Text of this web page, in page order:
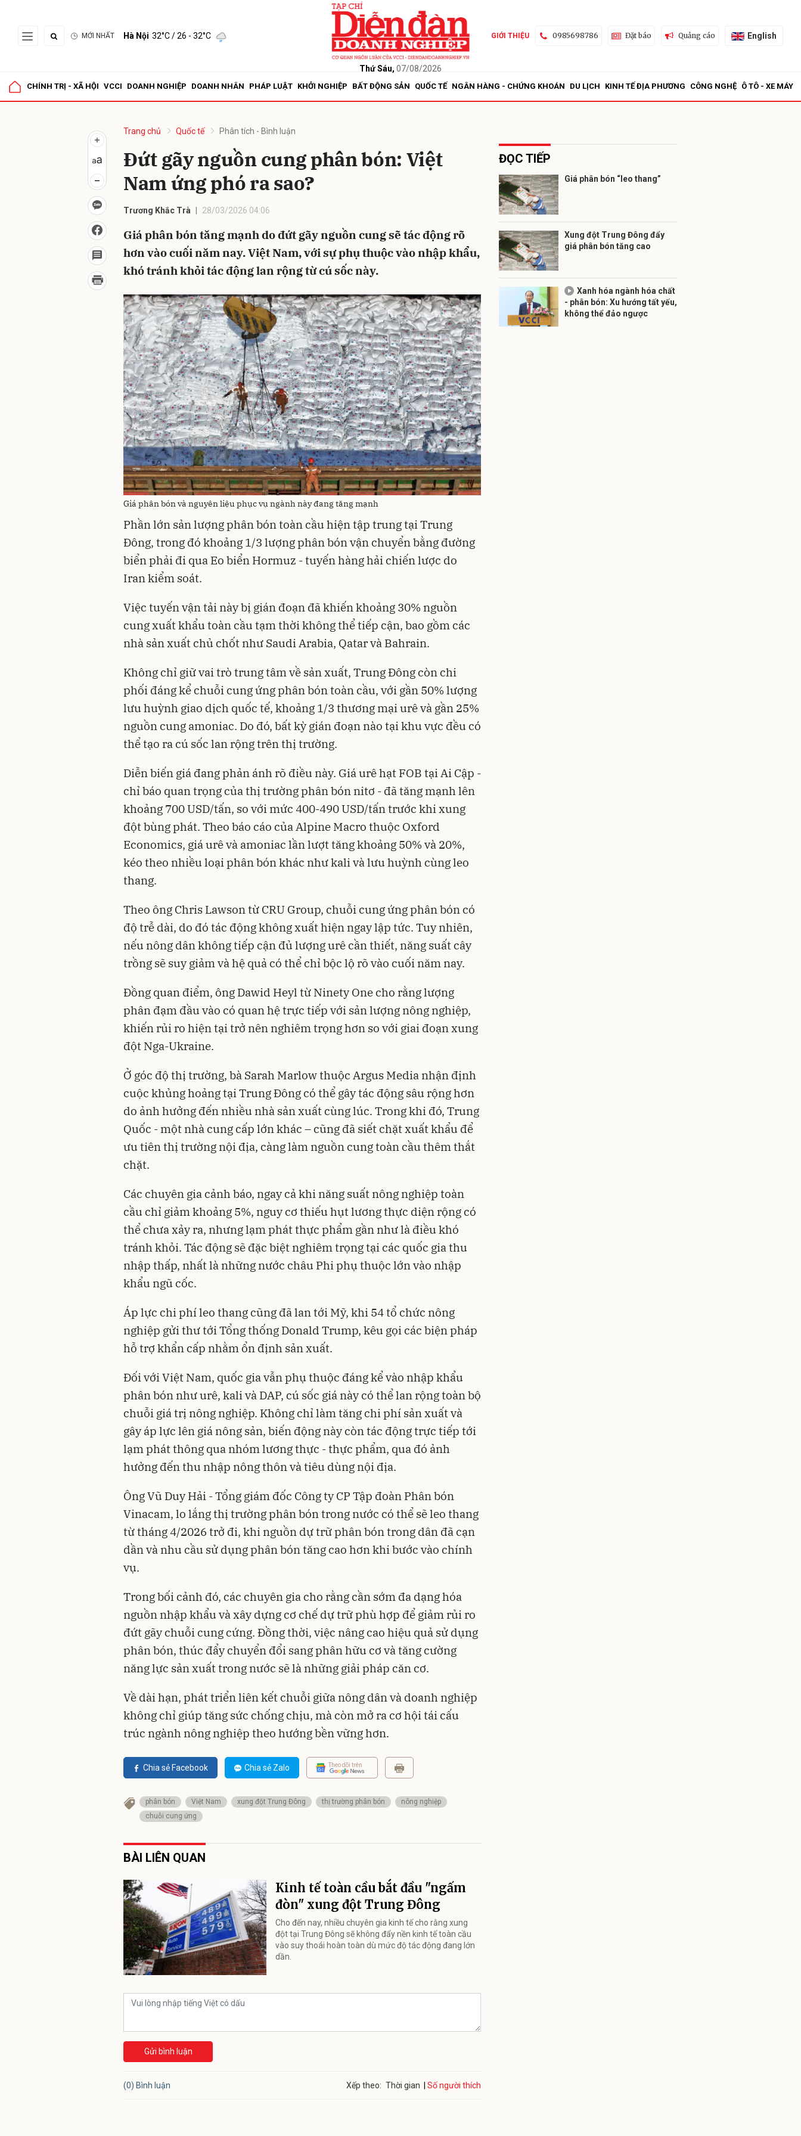
MỚI NHẤT Hà Nội 32°C/ 26 - 32°C
Thứ Sáu, 07/08/2026
GIỚI THIỆU 0985698786 Đặt báo Quảng cáo English
CHÍNH TRỊ - XÃ HỘI VCCI DOANH NGHIỆP DOANH NHÂN PHÁP LUẬT KHỞI NGHIỆP BẤT ĐỘNG SẢN QUỐC TẾ NGÂN HÀNG - CHỨNG KHOÁN DU LỊCH KINH TẾ ĐỊA PHƯƠNG CÔNG NGHỆ Ô TÔ - XE MÁY
Trang chủ Quốc tế Phân tích - Bình luận
Đứt gãy nguồn cung phân bón: Việt
Nam ứng phó ra sao?
Trương Khắc Trà 28/03/2026 04:06
Giá phân bón tăng mạnh do đứt gãy nguồn cung sẽ tác động rõ
hơn vào cuối năm nay. Việt Nam, với sự phụ thuộc vào nhập khẩu,
khó tránh khỏi tác động lan rộng từ cú sốc này.
Giá phân bón và nguyên liệu phục vụ ngành này đang tăng mạnh
Phần lớn sản lượng phân bón toàn cầu hiện tập trung tại Trung
Đông, trong đó khoảng 1/3 lượng phân bón vận chuyển bằng đường
biển phải đi qua Eo biển Hormuz - tuyến hàng hải chiến lược do
Iran kiểm soát.
Việc tuyến vận tải này bị gián đoạn đã khiến khoảng 30% nguồn
cung xuất khẩu toàn cầu tạm thời không thể tiếp cận, bao gồm các
nhà sản xuất chủ chốt như Saudi Arabia, Qatar và Bahrain.
Không chỉ giữ vai trò trung tâm về sản xuất, Trung Đông còn chi
phối đáng kể chuỗi cung ứng phân bón toàn cầu, với gần 50% lượng
lưu huỳnh giao dịch quốc tế, khoảng 1/3 thương mại urê và gần 25%
nguồn cung amoniac. Do đó, bất kỳ gián đoạn nào tại khu vực đều có
thể tạo ra cú sốc lan rộng trên thị trường.
Diễn biến giá đang phản ánh rõ điều này. Giá urê hạt FOB tại Ai Cập -
chỉ báo quan trọng của thị trường phân bón nitơ - đã tăng mạnh lên
khoảng 700 USD/tấn, so với mức 400-490 USD/tấn trước khi xung
đột bùng phát. Theo báo cáo của Alpine Macro thuộc Oxford
Economics, giá urê và amoniac lần lượt tăng khoảng 50% và 20%,
kéo theo nhiều loại phân bón khác như kali và lưu huỳnh cùng leo
thang.
Theo ông Chris Lawson từ CRU Group, chuỗi cung ứng phân bón có
độ trễ dài, do đó tác động không xuất hiện ngay lập tức. Tuy nhiên,
nếu nông dân không tiếp cận đủ lượng urê cần thiết, năng suất cây
trồng sẽ suy giảm và hệ quả có thể chỉ bộc lộ rõ vào cuối năm nay.
Đồng quan điểm, ông Dawid Heyl từ Ninety One cho rằng lượng
phân đạm đầu vào có quan hệ trực tiếp với sản lượng nông nghiệp,
khiến rủi ro hiện tại trở nên nghiêm trọng hơn so với giai đoạn xung
đột Nga-Ukraine.
Ở góc độ thị trường, bà Sarah Marlow thuộc Argus Media nhận định
cuộc khủng hoảng tại Trung Đông có thể gây tác động sâu rộng hơn
do ảnh hưởng đến nhiều nhà sản xuất cùng lúc. Trong khi đó, Trung
Quốc - một nhà cung cấp lớn khác – cũng đã siết chặt xuất khẩu để
ưu tiên thị trường nội địa, càng làm nguồn cung toàn cầu thêm thắt
chặt.
Các chuyên gia cảnh báo, ngay cả khi năng suất nông nghiệp toàn
cầu chỉ giảm khoảng 5%, nguy cơ thiếu hụt lương thực diện rộng có
thể chưa xảy ra, nhưng lạm phát thực phẩm gần như là điều khó
tránh khỏi. Tác động sẽ đặc biệt nghiêm trọng tại các quốc gia thu
nhập thấp, nhất là những nước châu Phi phụ thuộc lớn vào nhập
khẩu ngũ cốc.
Áp lực chi phí leo thang cũng đã lan tới Mỹ, khi 54 tổ chức nông
nghiệp gửi thư tới Tổng thống Donald Trump, kêu gọi các biện pháp
hỗ trợ khẩn cấp nhằm ổn định sản xuất.
Đối với Việt Nam, quốc gia vẫn phụ thuộc đáng kể vào nhập khẩu
phân bón như urê, kali và DAP, cú sốc giá này có thể lan rộng toàn bộ
chuỗi giá trị nông nghiệp. Không chỉ làm tăng chi phí sản xuất và
gây áp lực lên giá nông sản, biến động này còn tác động trực tiếp tới
lạm phát thông qua nhóm lương thực - thực phẩm, qua đó ảnh
hưởng đến thu nhập nông thôn và tiêu dùng nội địa.
Ông Vũ Duy Hải - Tổng giám đốc Công ty CP Tập đoàn Phân bón
Vinacam, lo lắng thị trường phân bón trong nước có thể sẽ leo thang
từ tháng 4/2026 trở đi, khi nguồn dự trữ phân bón trong dân đã cạn
dần và nhu cầu sử dụng phân bón tăng cao hơn khi bước vào chính
vụ.
Trong bối cảnh đó, các chuyên gia cho rằng cần sớm đa dạng hóa
nguồn nhập khẩu và xây dựng cơ chế dự trữ phù hợp để giảm rủi ro
đứt gãy chuỗi cung cứng. Đồng thời, việc nâng cao hiệu quả sử dụng
phân bón, thúc đẩy chuyển đổi sang phân hữu cơ và tăng cường
năng lực sản xuất trong nước sẽ là những giải pháp căn cơ.
Về dài hạn, phát triển liên kết chuỗi giữa nông dân và doanh nghiệp
không chỉ giúp tăng sức chống chịu, mà còn mở ra cơ hội tái cấu
trúc ngành nông nghiệp theo hướng bền vững hơn.
Chia sẻ Facebook Chia sẻ Zalo Theo dõi trên
phân bón Việt Nam xung đột Trung Đông thị trường phân bón
nông nghiệp
chuỗi cung ứng
BÀI LIÊN QUAN
Kinh tế toàn cầu bắt đầu "ngấm
đòn" xung đột Trung Đông
Cho đến nay, nhiều chuyên gia kinh tế cho rằng xung
đột tại Trung Đông sẽ không đẩy nền kinh tế toàn cầu
vào suy thoái hoàn toàn dù mức độ tác động đang lớn
dần.
Gửi bình luận
(0) Bình luận Xếp theo: Thời gian Số người thích
ĐỌC TIẾP
Giá phân bón “leo thang”
Xung đột Trung Đông đẩy
giá phân bón tăng cao
Xanh hóa ngành hóa chất
- phân bón: Xu hướng tất yếu,
không thể đảo ngược
Gửi